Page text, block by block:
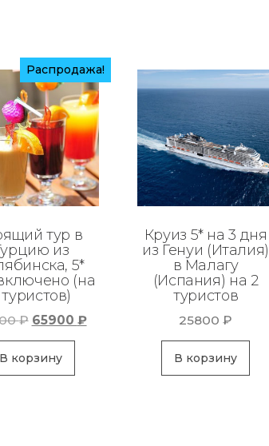
Распродажа!
тур в
из
5*
(на
₽ Первоначальная
цена
составляла
73900 ₽.
65900 ₽Текущая
В корзину
Круиз 5* на 3 дня
из Генуи (Италия)
в Малагу
(Испания) на 2
туристов
25800₽
В корзину